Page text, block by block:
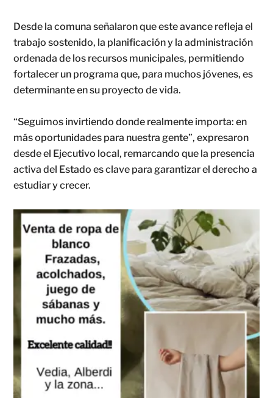
Desde la comuna señalaron que este avance refleja el
trabajo sostenido, la planificación y la administración
ordenada de los recursos municipales, permitiendo
fortalecer un programa que, para muchos jóvenes, es
determinante en su proyecto de vida.
“Seguimos invirtiendo donde realmente importa: en
más oportunidades para nuestra gente”, expresaron
desde el Ejecutivo local, remarcando que la presencia
activa del Estado es clave para garantizar el derecho a
estudiar y crecer.